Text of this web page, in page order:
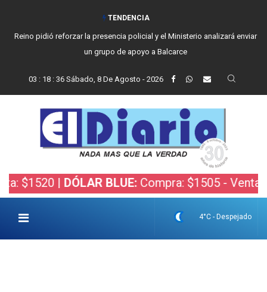
TENDENCIA
Vecinos, instituciones y concejales se manifestaron contra el proyecto
de Ley de Inviolabilidad de la Propiedad Privada
03 : 18 : 37 Sábado, 8 De Agosto - 2026
|DÓLAR BLUE: Compra: $1505 - Venta:
4°C - Despejado